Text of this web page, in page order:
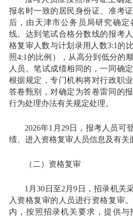
报名时一致的居民身份证、准考
后，由天津市公务员局研究确
线。达到笔试合格分数线的报考
格复审人数与计划录用人数3:1的
照4:1的比例），从高分到低分的
人员。笔试成绩相同的，一同确
根据规定，专门机构将对行政职
答卷甄别，对确定为答卷雷同的
行为处理办法有关规定处理。
2026年1月29日，报考人员可
绩、进入资格复审人员信息及有关
（二）资格复审
1月30日至2月9日，招录机关
入资格复审的人员进行资格复审
内，按照招录机关要求，提供